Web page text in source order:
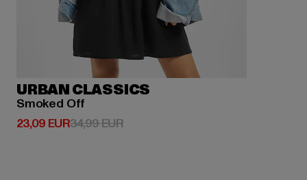
URBAN CLASSICS
Smoked Off
23,09 EUR
Derzeitiger Preis: 23,09 EUR
34,99 EURAktionspreis: 34,99 EUR